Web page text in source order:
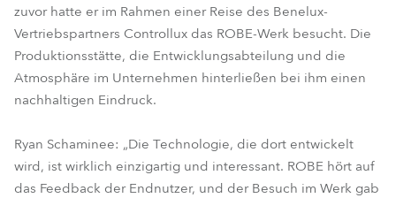
zuvor hatte er im Rahmen einer Reise des Benelux-
Vertriebspartners Controllux das ROBE-Werk besucht. Die
Produktionsstätte, die Entwicklungsabteilung und die
Atmosphäre im Unternehmen hinterließen bei ihm einen
nachhaltigen Eindruck.
Ryan Schaminee: „Die Technologie, die dort entwickelt
wird, ist wirklich einzigartig und interessant. ROBE hört auf
das Feedback der Endnutzer, und der Besuch im Werk gab